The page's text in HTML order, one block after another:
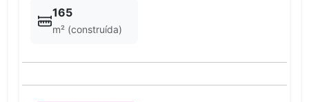
165
m² (construída)